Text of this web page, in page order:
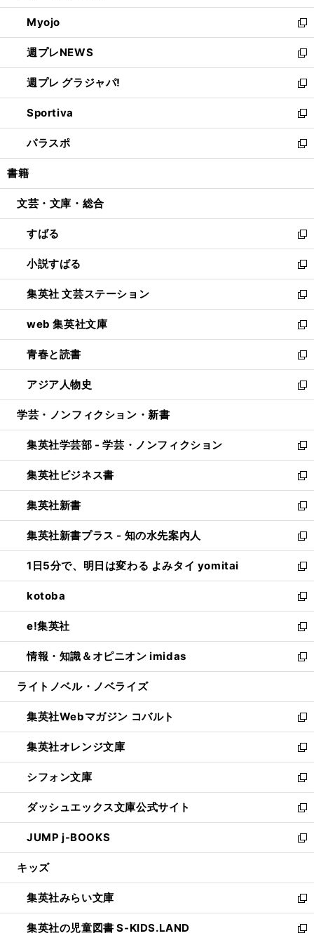
開
く
ウ
で
開
く
ン
ド
ウ
で
開
く
ウ
ィ
ン
ド
ウ
で
開
く
Myojo
新
し
い
ウ
ィ
ン
ド
ウ
で
開
週プレNEWS
新
し
い
ウ
ィ
ン
ド
ウ
開
週プレ グラジャパ!
新
し
い
ウ
ィ
ン
ウ
開
く
Sportiva
新
し
い
ウ
ン
ウ
で
開
く
パラスポ
新
し
ウ
ン
ド
ウ
で
開
く
書籍
文芸・文庫・総合
すばる
新
し
い
ウ
ィ
ン
ド
ウ
で
開
く
小説すばる
新
し
い
ウ
ィ
ン
ド
ウ
で
開
集英社 文芸ステーション
新
し
い
ウ
ィ
ン
ド
ウ
開
く
web 集英社文庫
新
し
い
ウ
ィ
ン
ウ
で
開
く
青春と読書
新
し
い
ウ
ン
ド
ウ
で
開
く
アジア人物史
新
し
ウ
ィ
ン
ド
ウ
で
開
く
学芸・ノンフィクション・新書
集英社学芸部 - 学芸・ノンフィクション
新
し
い
ウ
ィ
ン
ド
ウ
で
開
く
集英社ビジネス書
新
し
い
ウ
ィ
ン
ド
ウ
で
開
く
集英社新書
新
し
い
ウ
ィ
ン
ド
ウ
で
開
く
集英社新書プラス - 知の水先案内人
新
し
い
ウ
ィ
ン
ド
ウ
で
開
1日5分で、明日は変わる よみタイ yomitai
新
し
い
ウ
ィ
ン
ド
ウ
開
く
kotoba
新
し
い
ウ
ィ
ン
ウ
で
開
く
e!集英社
新
し
い
ウ
ン
ド
ウ
で
開
く
情報・知識＆オピニオン imidas
新
し
ウ
ィ
ン
ド
ウ
で
開
く
ライトノベル・ノベライズ
集英社Webマガジン コバルト
新
し
い
ウ
ィ
ン
ド
ウ
で
開
集英社オレンジ文庫
新
し
い
ウ
ィ
ン
ド
ウ
開
く
シフォン文庫
新
し
い
ウ
ィ
ン
ウ
で
開
く
ダッシュエックス文庫公式サイト
新
し
い
ウ
ン
ド
ウ
で
JUMP j-BOOKS
新
し
ウ
ィ
ン
ド
キッズ
集英社みらい文庫
新
し
い
集英社の児童図書 S-KIDS.LAND
新